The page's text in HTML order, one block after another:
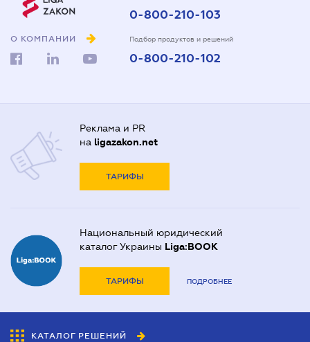
О КОМПАНИИ
0-800-210-103
Подбор продуктов и решений
0-800-210-102
Реклама и PR
на ligazakon.net
ТАРИФЫ
Национальный юридический
каталог Украины Liga:BOOK
ТАРИФЫ ПОДРОБНЕЕ
КАТАЛОГ РЕШЕНИЙ